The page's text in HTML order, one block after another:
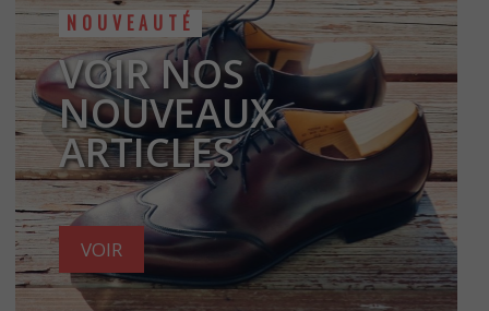
NOUVEAUTÉ
VOIR NOS
NOUVEAUX
ARTICLES
VOIR